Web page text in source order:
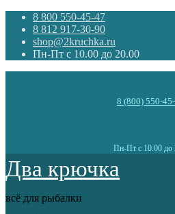
8 800 550-45-47
8 812 917-30-90
shop@2kruchka.ru
Пн-Пт с 10.00 до 20.00
8 (800) 550-
Пн-Пт с 10.00 до
Два крючка
всё для рыбалки